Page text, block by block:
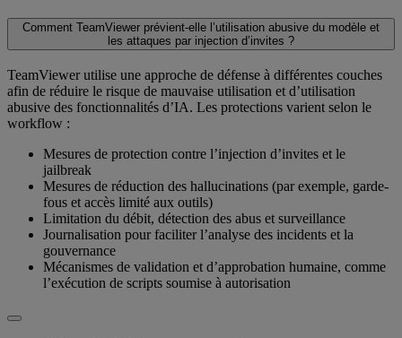
Comment TeamViewer prévient-elle l’utilisation abusive du modèle et
les attaques par injection d’invites ?
TeamViewer utilise une approche de défense à différentes couches
afin de réduire le risque de mauvaise utilisation et d’utilisation
abusive des fonctionnalités d’IA. Les protections varient selon le
workflow :
Mesures de protection contre l’injection d’invites et le
jailbreak
Mesures de réduction des hallucinations (par exemple, garde-
fous et accès limité aux outils)
Limitation du débit, détection des abus et surveillance
Journalisation pour faciliter l’analyse des incidents et la
gouvernance
Mécanismes de validation et d’approbation humaine, comme
l’exécution de scripts soumise à autorisation